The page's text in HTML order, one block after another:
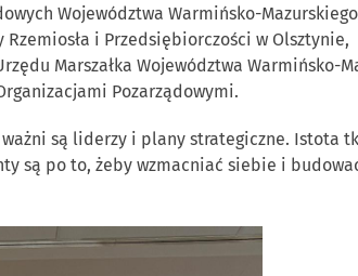
Województwa Warmińsko-
Rzemiosła i Przedsiębiorczości w Olsztynie,
Marszałka Województwa Warmińsko-
Pozarządowymi.
są liderzy i plany strategiczne. Istota
są po to, żeby wzmacniać siebie i